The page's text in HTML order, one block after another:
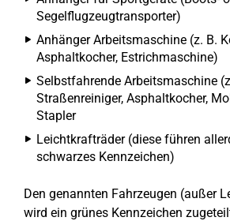
Segelflugzeugtransporter)
Anhänger Arbeitsmaschine (z. B.
Asphaltkocher, Estrichmaschine)
Selbstfahrende Arbeitsmaschine
Straßenreiniger, Asphaltkocher,
Stapler
Leichtkrafträder (diese führen
schwarzes Kennzeichen)
Den genannten Fahrzeugen (außer
wird ein grünes Kennzeichen